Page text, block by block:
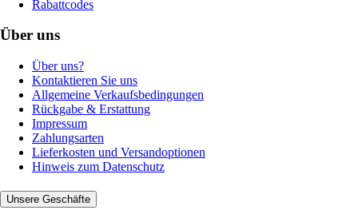
Rabattcodes
Über uns
Über uns?
Kontaktieren Sie uns
Allgemeine Verkaufsbedingungen
Rückgabe & Erstattung
Impressum
Zahlungsarten
Lieferkosten und Versandoptionen
Hinweis zum Datenschutz
Unsere Geschäfte